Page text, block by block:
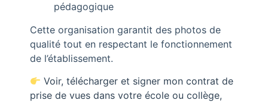
pédagogique
Cette organisation garantit des photos de
qualité tout en respectant le fonctionnement
de l’établissement.
Voir, télécharger et signer mon contrat de
prise de vues dans votre école ou collège,